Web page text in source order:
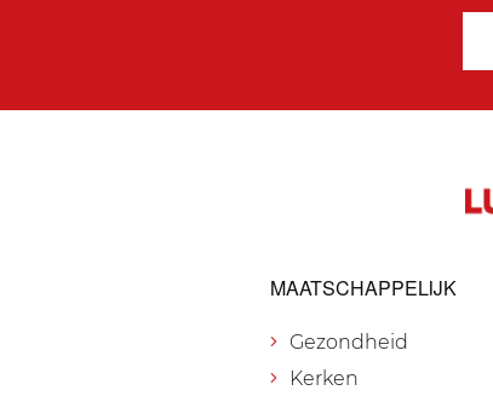
MAATSCHAPPELIJK
Gezondheid
Kerken